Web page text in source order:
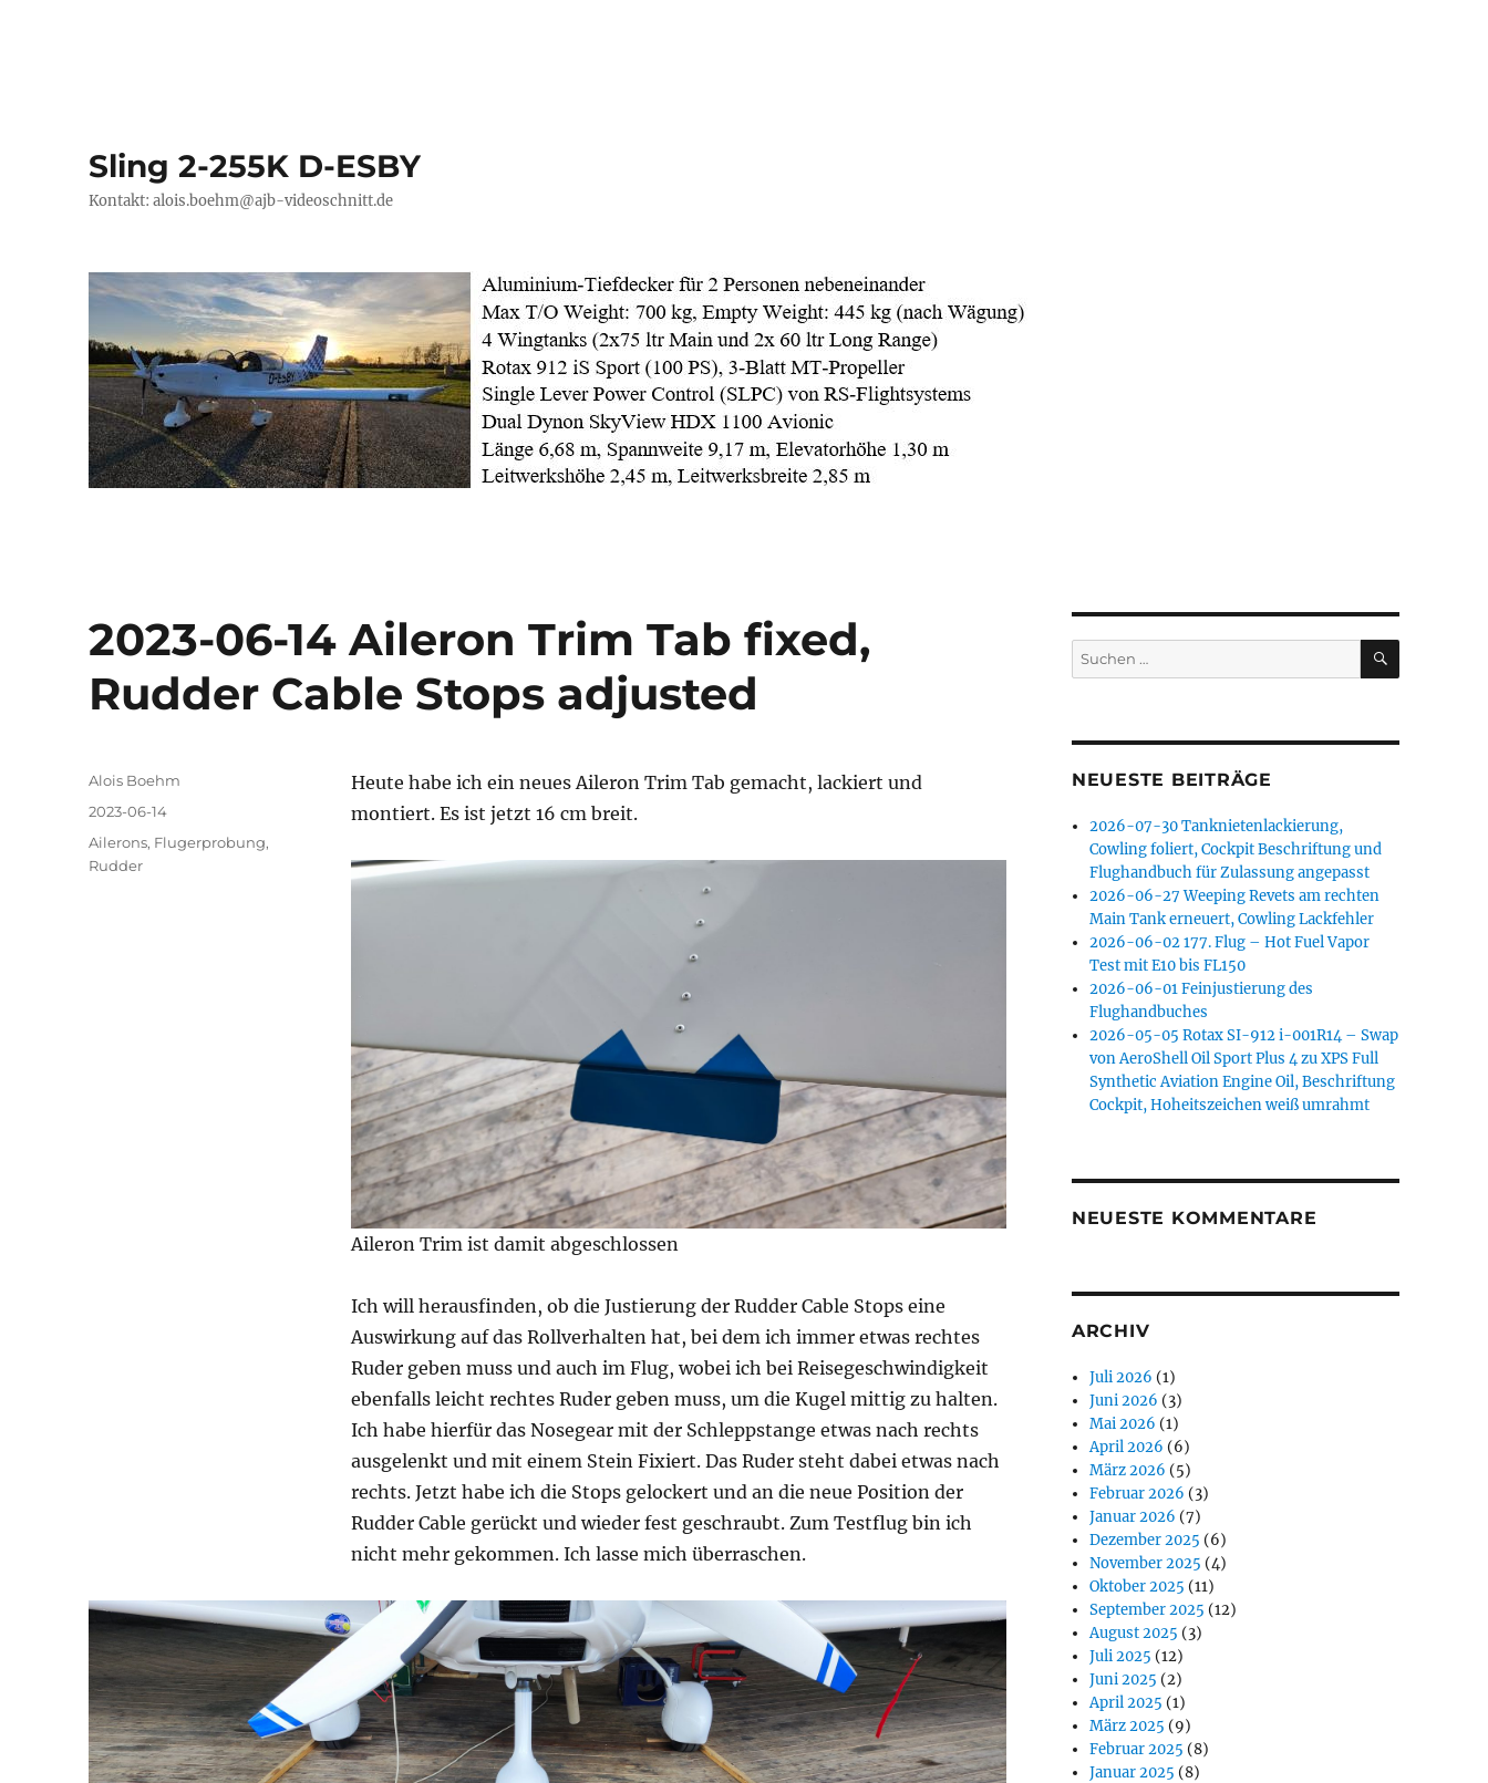
Sling 2-255K D-ESBY
Kontakt: alois.boehm@ajb-videoschnitt.de
2023-06-14 Aileron Trim Tab fixed,
Rudder Cable Stops adjusted
Heute habe ich ein neues Aileron Trim Tab gemacht, lackiert und
montiert. Es ist jetzt 16 cm breit.
Aileron Trim ist damit abgeschlossen
Ich will herausfinden, ob die Justierung der Rudder Cable Stops eine
Auswirkung auf das Rollverhalten hat, bei dem ich immer etwas rechtes
Ruder geben muss und auch im Flug, wobei ich bei Reisegeschwindigkeit
ebenfalls leicht rechtes Ruder geben muss, um die Kugel mittig zu halten.
Ich habe hierfür das Nosegear mit der Schleppstange etwas nach rechts
ausgelenkt und mit einem Stein Fixiert. Das Ruder steht dabei etwas nach
rechts. Jetzt habe ich die Stops gelockert und an die neue Position der
Rudder Cable gerückt und wieder fest geschraubt. Zum Testflug bin ich
nicht mehr gekommen. Ich lasse mich überraschen.
Autor
Alois Boehm
Veröffentlicht
am
2023-06-14
Kategorien
Ailerons, Flugerprobung,
Rudder
Suchen
nach:
SUCHEN
NEUESTE BEITRÄGE
2026-07-30 Tanknietenlackierung,
Cowling foliert, Cockpit Beschriftung und
Flughandbuch für Zulassung angepasst
2026-06-27 Weeping Revets am rechten
Main Tank erneuert, Cowling Lackfehler
2026-06-02 177. Flug – Hot Fuel Vapor
Test mit E10 bis FL150
2026-06-01 Feinjustierung des
Flughandbuches
2026-05-05 Rotax SI-912 i-001R14 – Swap
von AeroShell Oil Sport Plus 4 zu XPS Full
Synthetic Aviation Engine Oil, Beschriftung
Cockpit, Hoheitszeichen weiß umrahmt
NEUESTE KOMMENTARE
ARCHIV
Juli 2026 (1)
Juni 2026 (3)
Mai 2026 (1)
April 2026 (6)
März 2026 (5)
Februar 2026 (3)
Januar 2026 (7)
Dezember 2025 (6)
November 2025 (4)
Oktober 2025 (11)
September 2025 (12)
August 2025 (3)
Juli 2025 (12)
Juni 2025 (2)
April 2025 (1)
März 2025 (9)
Februar 2025 (8)
Januar 2025 (8)